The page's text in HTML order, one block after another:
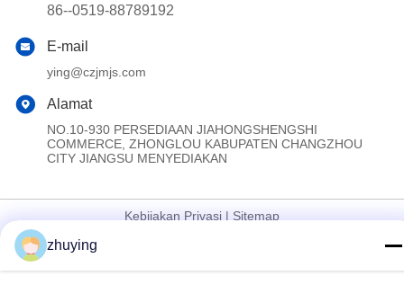
86--0519-88789192
E-mail
ying@czjmjs.com
Alamat
NO.10-930 PERSEDIAAN JIAHONGSHENGSHI
COMMERCE, ZHONGLOU KABUPATEN CHANGZHOU
CITY JIANGSU MENYEDIAKAN
Kebijakan Privasi | Sitemap
Cina Baik Kualitas Paket Es Pendingin Besar Pemasok. Hak cipta
zhuying